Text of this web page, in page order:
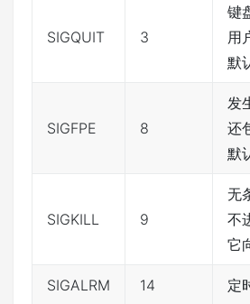
SIGQUIT 3
键
用
默
SIGFPE 8
发
还
默
SIGKILL 9
无
不
它
SIGALRM 14 定